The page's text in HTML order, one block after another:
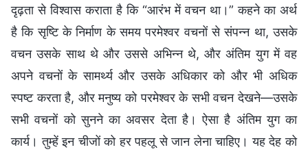
दृढ़ता से विश्वास कराता है कि “आरंभ में वचन था।” कहने का अर्थ
है कि सृष्टि के निर्माण के समय परमेश्वर वचनों से संपन्न था, उसके
वचन उसके साथ थे और उससे अभिन्न थे, और अंतिम युग में वह
अपने वचनों के सामर्थ्य और उसके अधिकार को और भी अधिक
स्पष्ट करता है, और मनुष्य को परमेश्वर के सभी वचन देखने—उसके
सभी वचनों को सुनने का अवसर देता है। ऐसा है अंतिम युग का
कार्य। तुम्हें इन चीजों को हर पहलू से जान लेना चाहिए। यह देह को